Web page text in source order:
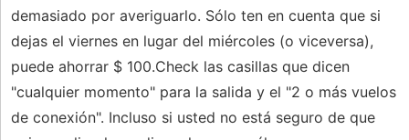
demasiado por averiguarlo. Sólo ten en cuenta que si
dejas el viernes en lugar del miércoles (o viceversa),
puede ahorrar $ 100.Check las casillas que dicen
"cualquier momento" para la salida y el "2 o más vuelos
de conexión". Incluso si usted no está seguro de que